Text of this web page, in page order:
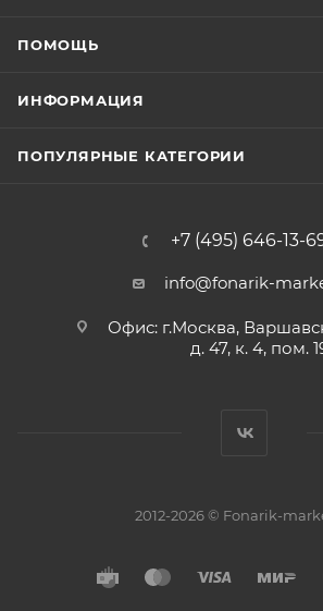
ПОМОЩЬ
ИНФОРМАЦИЯ
ПОПУЛЯРНЫЕ КАТЕГОРИИ
+7 (495) 646-13-
info@fonarik-
Офис: г.Москва,
д. 47, к. 4, пом.
2012-2026 © Fonarik-